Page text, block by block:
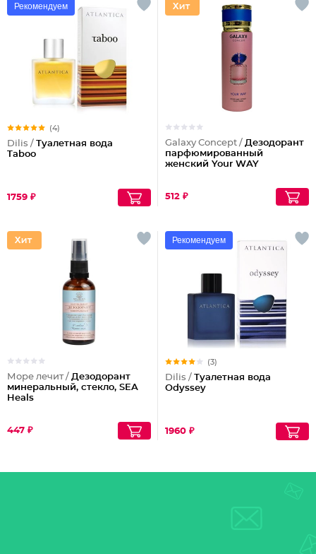
Рекомендуем
(4)
Dilis / Туалетная вода
Taboo
1759 ₽
Galaxy Concept / Дезодорант
парфюмированный
женский Your WAY
512 ₽
Море лечит / Дезодорант
минеральный, стекло, SEA
Heals
447 ₽
Рекомендуем
(3)
Dilis / Туалетная вода
Odyssey
1960 ₽